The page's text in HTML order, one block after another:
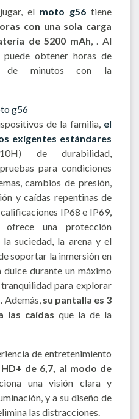
el moto g56 tiene
con una sola carga
de 5200 mAh, . Al
obtener horas de
de minutos con la
de la familia, el
exigentes estándares
de durabilidad,
para condiciones
cambios de presión,
y caídas repentinas de
IP68 e IP69,
una protección
suciedad, la arena y el
soportar la inmersión en
durante un máximo
para explorar
Además, su pantalla es 3
las caídas que la de la
de entretenimiento
HD+ de 6,7, al modo de
una visión clara y
y a su diseño de
las distracciones.